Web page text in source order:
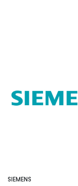
SIEMENS